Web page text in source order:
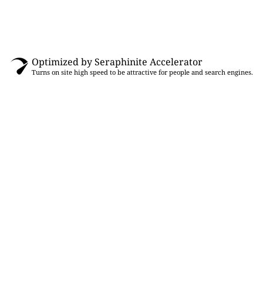
Optimized by Seraphinite Accelerator
Turns on site high speed to be attractive for people and search engines.